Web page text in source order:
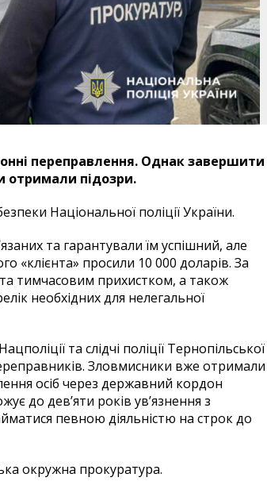
переправлення. Однак завершити
отримали підозри.
Національної поліції України.
та гарантували їм успішний, але
«клієнта» просили 10 000 доларів. За
та тимчасовим прихистком, а також
необхідних для нелегальної
та слідчі поліції Тернопільської
Зловмисники вже отримали
осіб через державний кордон
до дев’яти років ув’язнення з
певною діяльністю на строк до
окружна прокуратура.